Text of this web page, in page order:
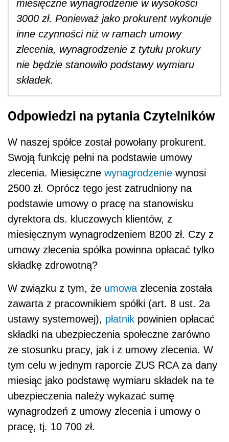
miesięczne wynagrodzenie w wysokości
3000 zł. Ponieważ jako prokurent wykonuje
inne czynności niż w ramach umowy
zlecenia, wynagrodzenie z tytułu prokury
nie będzie stanowiło podstawy wymiaru
składek.
Odpowiedzi na pytania Czytelników
W naszej spółce został powołany prokurent.
Swoją funkcję pełni na podstawie umowy
zlecenia. Miesięczne wynagrodzenie wynosi
2500 zł. Oprócz tego jest zatrudniony na
podstawie umowy o pracę na stanowisku
dyrektora ds. kluczowych klientów, z
miesięcznym wynagrodzeniem 8200 zł. Czy z
umowy zlecenia spółka powinna opłacać tylko
składkę zdrowotną?
W związku z tym, że umowa zlecenia została
zawarta z pracownikiem spółki (art. 8 ust. 2a
ustawy systemowej), płatnik powinien opłacać
składki na ubezpieczenia społeczne zarówno
ze stosunku pracy, jak i z umowy zlecenia. W
tym celu w jednym raporcie ZUS RCA za dany
miesiąc jako podstawę wymiaru składek na te
ubezpieczenia należy wykazać sumę
wynagrodzeń z umowy zlecenia i umowy o
pracę, tj. 10 700 zł.